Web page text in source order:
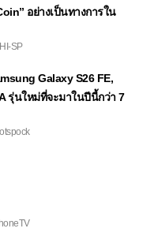
อย่างเป็นทางการใน
SP
Galaxy S26 FE,
รุ่นใหม่ที่จะมาในปีนี้กว่า 7